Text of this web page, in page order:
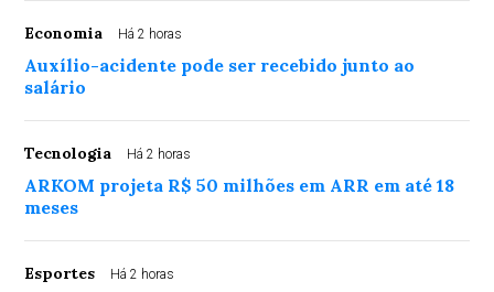
Economia Há 2 horas
Auxílio-acidente pode ser recebido junto ao
salário
Tecnologia Há 2 horas
ARKOM projeta R$ 50 milhões em ARR em até 18
meses
Esportes Há 2 horas